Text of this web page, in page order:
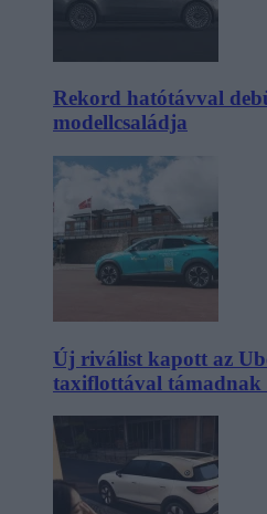
Rekord hatótávval
modellcsaládja
Új riválist kapott az
taxiflottával támadnak